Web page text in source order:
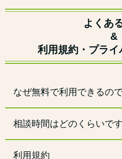
よくあ
&
利用規約・プラ
なぜ無料で利用できるの
相談時間はどのくらいで
利用規約